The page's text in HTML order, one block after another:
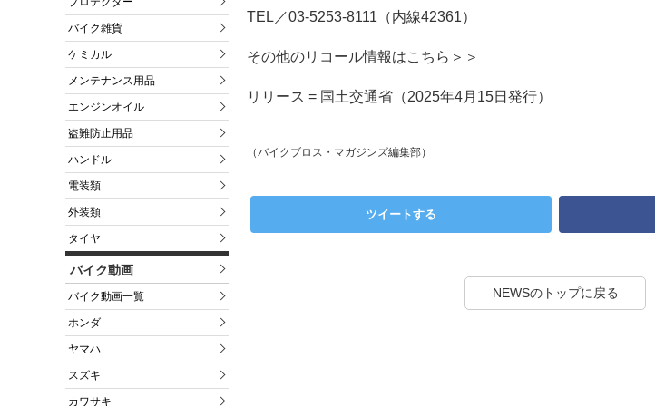
バイク雑貨
ケミカル
メンテナンス用品
エンジンオイル
盗難防止用品
ハンドル
電装類
外装類
タイヤ
バイク動画
バイク動画一覧
ホンダ
ヤマハ
スズキ
カワサキ
TEL／03-5253-8111（内線42361）
その他のリコール情報はこちら＞＞
リリース = 国土交通省（2025年4月15日発行）
（バイクブロス・マガジンズ編集部）
ツイートする
NEWSのトップに戻る